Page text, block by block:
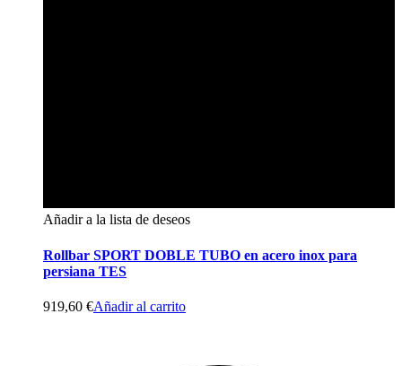
Añadir a la lista de deseos
Rollbar SPORT DOBLE TUBO en acero inox para
persiana TES
919,60 €Añadir al carrito